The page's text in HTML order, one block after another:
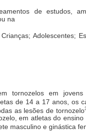
de estudos,
na
Adolescentes;
tornozelos em
de 14 a 17 anos, os
as lesões de tornozelo
em atletas do ensino
masculino e ginástica